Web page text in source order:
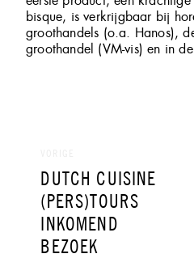
bisque, is verkrijgbaar bij
groothandels (o.a. Hanos),
groothandel (VM-vis) en in
VORIG
BERICHT:
DUTCH CUISINE
(PERS)TOURS
INKOMEND
BEZOEK